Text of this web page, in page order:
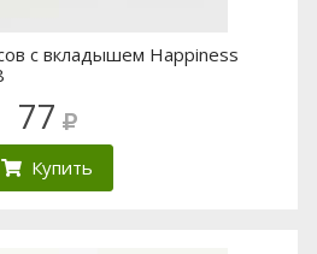
с вкладышем Happiness
77
Купить